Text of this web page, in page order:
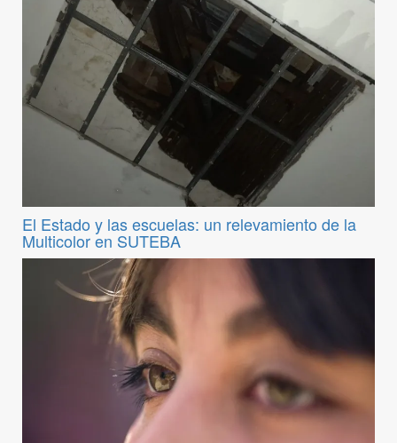
El Estado y las escuelas: un relevamiento de la
Multicolor en SUTEBA